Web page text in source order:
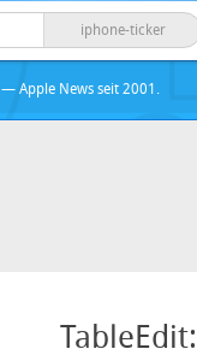
iphone-ticker
— Apple News seit 2001.